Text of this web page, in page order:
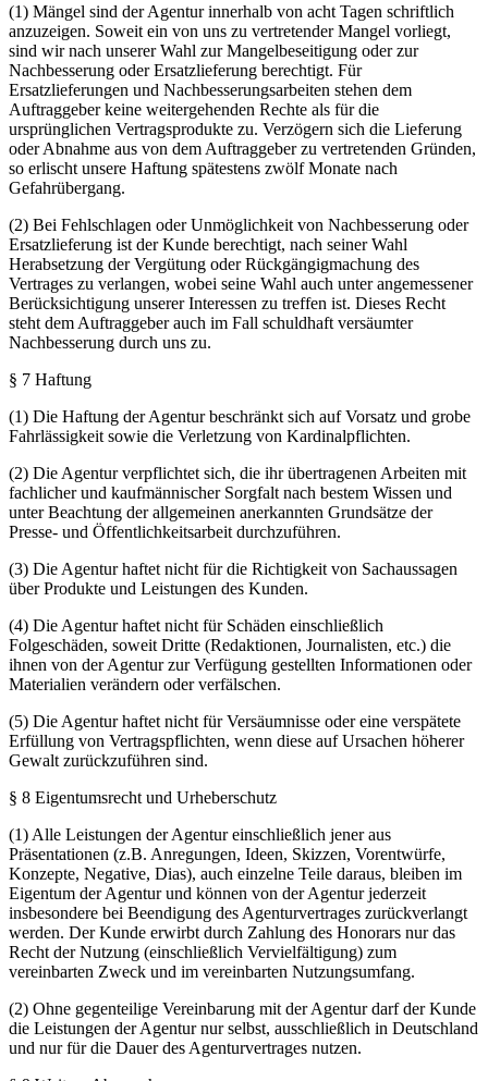
(1) Mängel sind der Agentur innerhalb von acht Tagen schriftlich
anzuzeigen. Soweit ein von uns zu vertretender Mangel vorliegt,
sind wir nach unserer Wahl zur Mangelbeseitigung oder zur
Nachbesserung oder Ersatzlieferung berechtigt. Für
Ersatzlieferungen und Nachbesserungsarbeiten stehen dem
Auftraggeber keine weitergehenden Rechte als für die
ursprünglichen Vertragsprodukte zu. Verzögern sich die Lieferung
oder Abnahme aus von dem Auftraggeber zu vertretenden Gründen,
so erlischt unsere Haftung spätestens zwölf Monate nach
Gefahrübergang.
(2) Bei Fehlschlagen oder Unmöglichkeit von Nachbesserung oder
Ersatzlieferung ist der Kunde berechtigt, nach seiner Wahl
Herabsetzung der Vergütung oder Rückgängigmachung des
Vertrages zu verlangen, wobei seine Wahl auch unter angemessener
Berücksichtigung unserer Interessen zu treffen ist. Dieses Recht
steht dem Auftraggeber auch im Fall schuldhaft versäumter
Nachbesserung durch uns zu.
§ 7 Haftung
(1) Die Haftung der Agentur beschränkt sich auf Vorsatz und grobe
Fahrlässigkeit sowie die Verletzung von Kardinalpflichten.
(2) Die Agentur verpflichtet sich, die ihr übertragenen Arbeiten mit
fachlicher und kaufmännischer Sorgfalt nach bestem Wissen und
unter Beachtung der allgemeinen anerkannten Grundsätze der
Presse- und Öffentlichkeitsarbeit durchzuführen.
(3) Die Agentur haftet nicht für die Richtigkeit von Sachaussagen
über Produkte und Leistungen des Kunden.
(4) Die Agentur haftet nicht für Schäden einschließlich
Folgeschäden, soweit Dritte (Redaktionen, Journalisten, etc.) die
ihnen von der Agentur zur Verfügung gestellten Informationen oder
Materialien verändern oder verfälschen.
(5) Die Agentur haftet nicht für Versäumnisse oder eine verspätete
Erfüllung von Vertragspflichten, wenn diese auf Ursachen höherer
Gewalt zurückzuführen sind.
§ 8 Eigentumsrecht und Urheberschutz
(1) Alle Leistungen der Agentur einschließlich jener aus
Präsentationen (z.B. Anregungen, Ideen, Skizzen, Vorentwürfe,
Konzepte, Negative, Dias), auch einzelne Teile daraus, bleiben im
Eigentum der Agentur und können von der Agentur jederzeit
insbesondere bei Beendigung des Agenturvertrages zurückverlangt
werden. Der Kunde erwirbt durch Zahlung des Honorars nur das
Recht der Nutzung (einschließlich Vervielfältigung) zum
vereinbarten Zweck und im vereinbarten Nutzungsumfang.
(2) Ohne gegenteilige Vereinbarung mit der Agentur darf der Kunde
die Leistungen der Agentur nur selbst, ausschließlich in Deutschland
und nur für die Dauer des Agenturvertrages nutzen.